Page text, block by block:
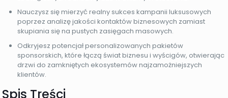
Nauczysz się mierzyć realny sukces kampanii luksusowych
poprzez analizę jakości kontaktów biznesowych zamiast
skupiania się na pustych zasięgach masowych.
Odkryjesz potencjał personalizowanych pakietów
sponsorskich, które łączą świat biznesu i wyścigów, otwierając
drzwi do zamkniętych ekosystemów najzamożniejszych
klientów.
Spis Treści